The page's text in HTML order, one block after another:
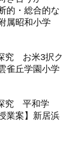
的・総合的な
属昭和小学
究 お米3択ク
雀丘学園小学
究 平和学
業案】新居浜